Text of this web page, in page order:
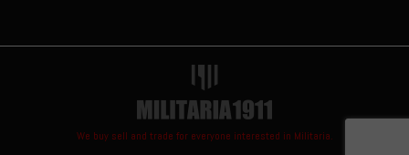
We buy sell and trade for everyone interested in Militaria.